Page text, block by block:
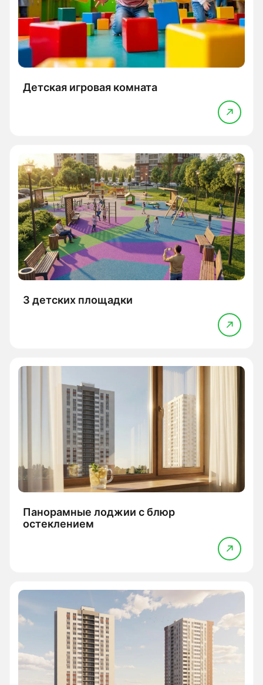
Детская игровая комната
3 детских площадки
Панорамные лоджии с блюр
остеклением